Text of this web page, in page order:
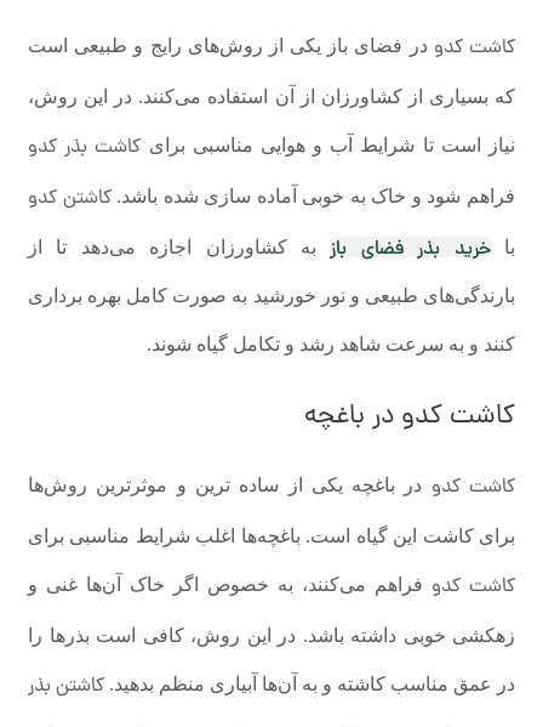
کاشت کدو در فضای باز یکی از روش‌های رایج و طبیعی است
که بسیاری از کشاورزان از آن استفاده می‌کنند. در این روش،
نیاز است تا شرایط آب و هوایی مناسبی برای کاشت بذر کدو
فراهم شود و خاک به خوبی آماده سازی شده باشد.کاشتن کدو
باخرید بذر فضای باز به کشاورزان اجازه می‌دهد تا از
بارندگی‌های طبیعی و نور خورشید به صورت کامل بهره برداری
کنند و به سرعت شاهد رشد و تکامل گیاه شوند.
کاشت کدو در باغچه
کاشت کدو در باغچه یکی از ساده ترین و موثرترین روش‌ها
برای کاشت این گیاه است. باغچه‌ها اغلب شرایط مناسبی برای
کاشت کدو فراهم می‌کنند، به خصوص اگر خاک آن‌ها غنی و
زهکشی خوبی داشته باشد. در این روش، کافی است بذرها را
در عمق مناسب کاشته و به آن‌ها آبیاری منظم بدهید. کاشتن بذر